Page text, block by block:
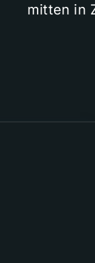
mitten in